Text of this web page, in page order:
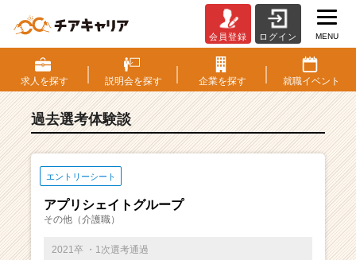
S・
選
考
験
ベ
チ
会員登録 ログイン MENU
求人を探す 説明会を探す 企業を探す 就職イベント
過去選考体験談
エントリーシート
アプリシェイトグループ
その他（介護職）
2021卒 ・1次選考通過